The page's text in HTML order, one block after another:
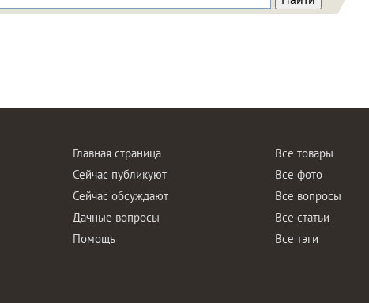
Главная страница
Сейчас публикуют
Сейчас обсуждают
Дачные вопросы
Помощь
Все товары
Все фото
Все вопросы
Все статьи
Все тэги